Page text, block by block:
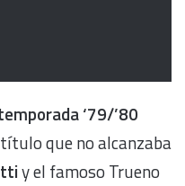
‘79/’80
que no alcanzaba
y el famoso Trueno